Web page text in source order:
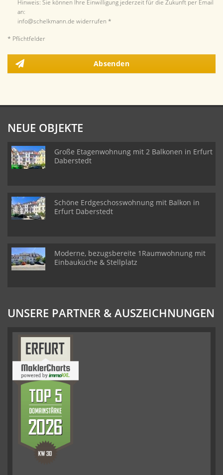
Hinweis: Sie können Ihre Einwilligung jederzeit für die Zukunft per Email
an:
info@schelkmann.de widerrufen *
* Pflichtfelder
Absenden
NEUE OBJEKTE
Große Etagenwohnung mit 2 Balkonen in Erfurt
Daberstedt
Schöne Erdgeschosswohnung mit Balkon in
Erfurt Daberstedt
Moderne, bezugsbereite 1Raumwohnung mit
Einbauküche & Stellplatz
UNSERE PARTNER & AUSZEICHNUNGEN